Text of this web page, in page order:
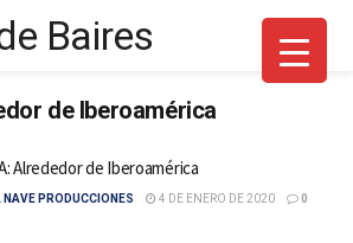
de Iberoamérica
Alrededor de Iberoamérica
NAVE PRODUCCIONES 4 DE ENERO DE 2020 0